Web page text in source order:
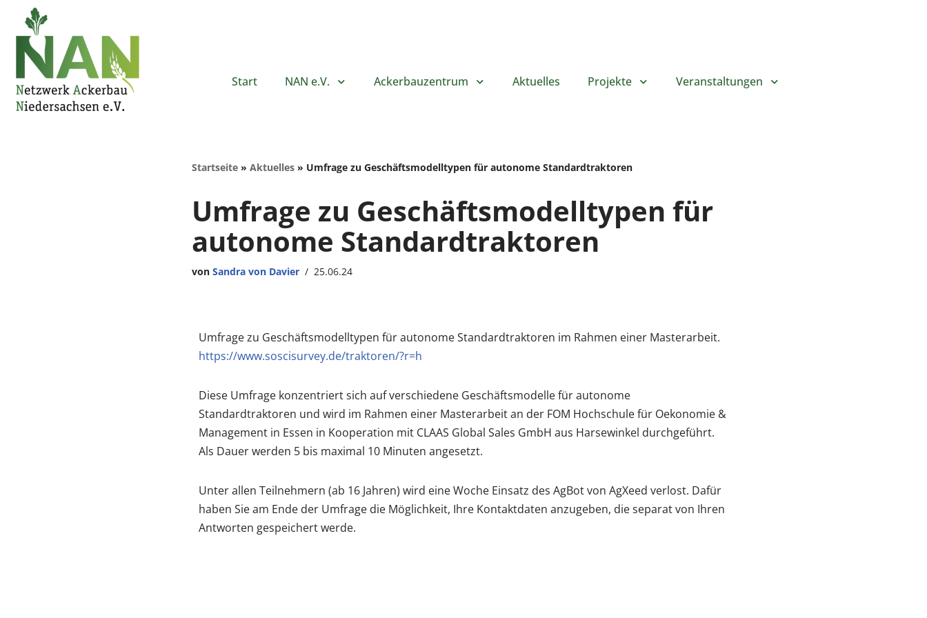
Zum
Inhalt
springen
Start NAN e.V. Ackerbauzentrum Aktuelles Projekte Veranstaltungen
Startseite» Aktuelles» Umfrage zu Geschäftsmodelltypen für autonome Standardtraktoren
Umfrage zu Geschäftsmodelltypen für
autonome Standardtraktoren
von Sandra von Davier 25.06.24
Umfrage zu Geschäftsmodelltypen für autonome Standardtraktoren im Rahmen einer Masterarbeit.
https://www.soscisurvey.de/traktoren/?r=h
Diese Umfrage konzentriert sich auf verschiedene Geschäftsmodelle für autonome
Standardtraktoren und wird im Rahmen einer Masterarbeit an der FOM Hochschule für Oekonomie &
Management in Essen in Kooperation mit CLAAS Global Sales GmbH aus Harsewinkel durchgeführt.
Als Dauer werden 5 bis maximal 10 Minuten angesetzt.
Unter allen Teilnehmern (ab 16 Jahren) wird eine Woche Einsatz des AgBot von AgXeed verlost. Dafür
haben Sie am Ende der Umfrage die Möglichkeit, Ihre Kontaktdaten anzugeben, die separat von Ihren
Antworten gespeichert werde.